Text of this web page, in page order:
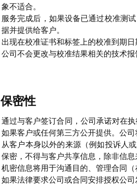
象不适合。
服务完成后，如果设备已通过校准测
据并提供给客户。
出现在校准证书和标签上的校准到期
公司不会更改与校准结果相关的技术
保密性
通过与客户签订合同，公司承诺对在
如果客户或任何第三方公开提供。公
从客户本身以外的来源（例如投诉人
保密，不得与客户共享信息，除非信息
机密信息将用于沟通目的、管理合同
如果法律要求公司或合同安排授权公